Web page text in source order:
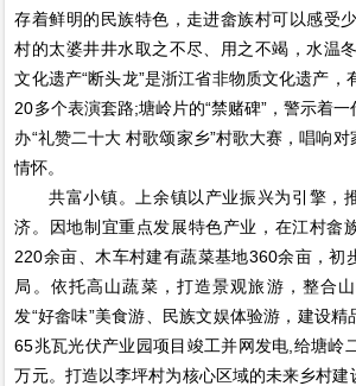
存着鲜明的民族特色，走进畲族村可以感受
村的太婆井井水取之不尽、用之不竭，水温
文化遗产“断头龙”是浙江省非物质文化遗产，
20多个表演套路;塘岭片的“禁赌碑”，警示着
办“礼赞二十大 村歌颂家乡”村歌大赛，唱响
情怀。
共富小镇。上余镇以产业振兴为引擎，
济。因地制宜重点发展特色产业，在江村畲
220余亩、木车村建有蔬菜基地360余亩，初
局。依托高山蔬菜，打造景观旅游，整合
发“好畲味”美食游、民族文娱体验游，建设
65兆瓦光伏产业园项目竣工并网发电,给塘岭
万元。打造以李坪村为核心区域的未来乡村